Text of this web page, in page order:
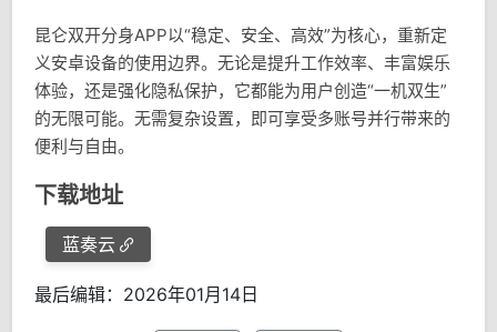
昆仑双开分身APP以“稳定、安全、高效”为核心，重新定
义安卓设备的使用边界。无论是提升工作效率、丰富娱乐
体验，还是强化隐私保护，它都能为用户创造“一机双生”
的无限可能。无需复杂设置，即可享受多账号并行带来的
便利与自由。
下载地址
蓝奏云
最后编辑：2026年01月14日